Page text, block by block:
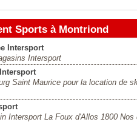
Sports à Montriond
Intersport
Intersport
Saint Maurice pour la location de
Intersport La Foux d'Allos 1800